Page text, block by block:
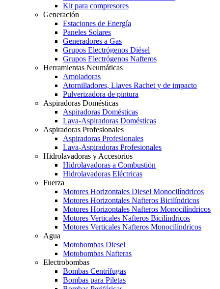
Kit para compresores
Generación
Estaciones de Energía
Paneles Solares
Generadores a Gas
Grupos Electrógenos Diésel
Grupos Electrógenos Nafteros
Herramientas Neumáticas
Amoladoras
Atornilladores, Llaves Rachet y de impacto
Pulverizadora de pintura
Aspiradoras Domésticas
Aspiradoras Domésticas
Lava-Aspiradoras Domésticas
Aspiradoras Profesionales
Aspiradoras Profesionales
Lava-Aspiradoras Profesionales
Hidrolavadoras y Accesorios
Hidrolavadoras a Combustión
Hidrolavadoras Eléctricas
Fuerza
Motores Horizontales Diesel Monocilíndricos
Motores Horizontales Nafteros Bicilíndricos
Motores Horizontales Nafteros Monocilíndricos
Motores Verticales Nafteros Bicilíndricos
Motores Verticales Nafteros Monocilíndricos
Agua
Motobombas Diesel
Motobombas Nafteras
Electrobombas
Bombas Centrífugas
Bombas para Piletas